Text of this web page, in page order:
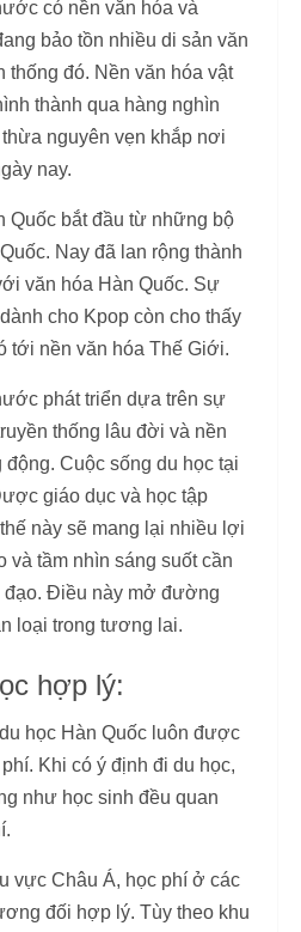
có nền văn hóa và
bảo tồn nhiều di sản văn
thống đó. Nền văn hóa vật
thành qua hàng nghìn
nguyên vẹn khắp nơi
nay.
Quốc bắt đầu từ những bộ
Nay đã lan rộng thành
văn hóa Hàn Quốc. Sự
cho Kpop còn cho thấy
tới nền văn hóa Thế Giới.
phát triển dựa trên sự
thống lâu đời và nền
Cuộc sống du học tại
giáo dục và học tập
này sẽ mang lại nhiều lợi
và tầm nhìn sáng suốt cần
đạo. Điều này mở đường
loại trong tương lai.
hợp lý:
học Hàn Quốc luôn được
Khi có ý định đi du học,
như học sinh đều quan
vực Châu Á, học phí ở các
đối hợp lý. Tùy theo khu